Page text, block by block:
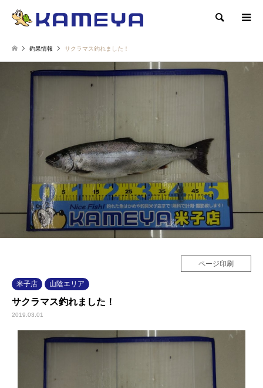
検索
釣果情報 サクラマス釣れました！
ページ印刷
米子店 山陰エリア
サクラマス釣れました！
2019.03.01